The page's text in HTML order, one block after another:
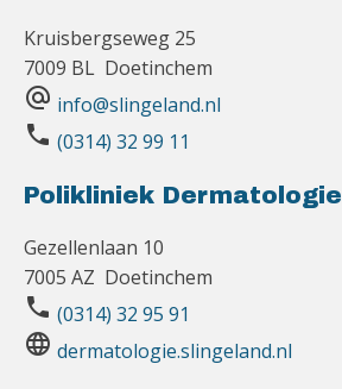
Kruisbergseweg 25
7009 BL Doetinchem
alternate_email info@slingeland.nl
phone (0314) 32 99 11
Polikliniek Dermatologie
Gezellenlaan 10
7005 AZ Doetinchem
phone (0314) 32 95 91
language dermatologie.slingeland.nl